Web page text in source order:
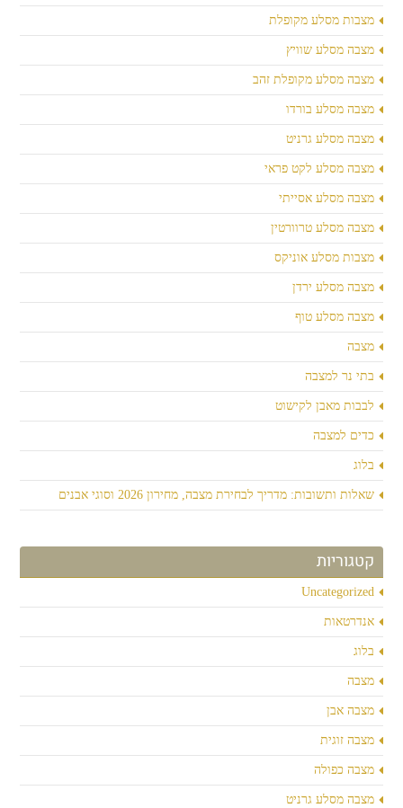
מצבות מסלע מקופלת
מצבה מסלע שוויץ
מצבה מסלע מקופלת זהב
מצבה מסלע בורדו
מצבה מסלע גרניט
מצבה מסלע לקט פראי
מצבה מסלע אסייתי
מצבה מסלע טרוורטין
מצבות מסלע אוניקס
מצבה מסלע ירדן
מצבה מסלע טוף
מצבה
בתי נר למצבה
לבבות מאבן לקישוט
כדים למצבה
בלוג
שאלות ותשובות: מדריך לבחירת מצבה, מחירון 2026 וסוגי אבנים
קטגוריות
Uncategorized
אנדרטאות
בלוג
מצבה
מצבה אבן
מצבה זוגית
מצבה כפולה
מצבה מסלע גרניט